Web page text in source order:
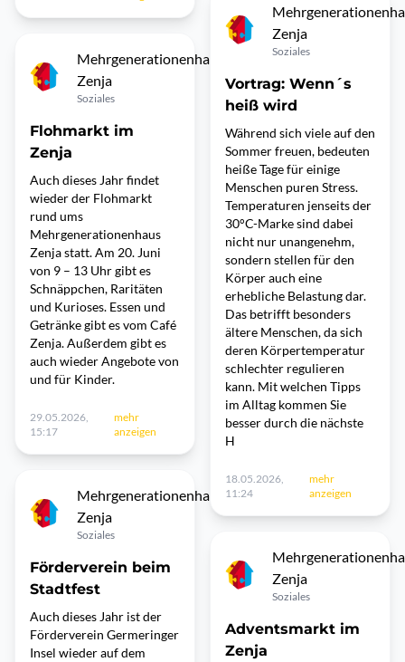
Mehrgenerationenhaus
Zenja
Soziales
Flohmarkt im
Zenja
Auch dieses Jahr findet
wieder der Flohmarkt
rund ums
Mehrgenerationenhaus
Zenja statt. Am 20. Juni
von 9 – 13 Uhr gibt es
Schnäppchen, Raritäten
und Kurioses. Essen und
Getränke gibt es vom Café
Zenja. Außerdem gibt es
auch wieder Angebote von
und für Kinder.
29.05.2026,
15:17
mehr
anzeigen
Mehrgenerationenhaus
Zenja
Soziales
Förderverein beim
Stadtfest
Auch dieses Jahr ist der
Förderverein Germeringer
Insel wieder auf dem
Zenja
Soziales
Vortrag: Wenn´s
heiß wird
Während sich viele auf den
Sommer freuen, bedeuten
heiße Tage für einige
Menschen puren Stress.
Temperaturen jenseits der
30°C-Marke sind dabei
nicht nur unangenehm,
sondern stellen für den
Körper auch eine
erhebliche Belastung dar.
Das betrifft besonders
ältere Menschen, da sich
deren Körpertemperatur
schlechter regulieren
kann. Mit welchen Tipps
im Alltag kommen Sie
besser durch die nächste
H
18.05.2026,
11:24
mehr
anzeigen
Zenja
Soziales
Adventsmarkt im
Zenja